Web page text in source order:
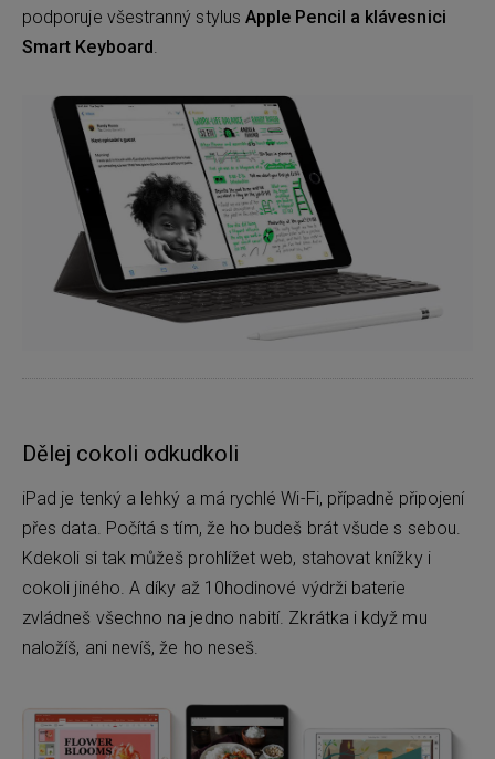
podporuje všestranný stylus Apple Pencil a klávesnici
Smart Keyboard
Dělej cokoli odkudkoli
iPad je tenký a lehký a má rychlé Wi-Fi, případně připojení
přes data. Počítá s tím, že ho budeš brát všude s sebou.
Kdekoli si tak můžeš prohlížet web, stahovat knížky i
cokoli jiného. A díky až 10hodinové výdrži baterie
zvládneš všechno na jedno nabití. Zkrátka i když mu
naložíš, ani nevíš, že ho neseš.